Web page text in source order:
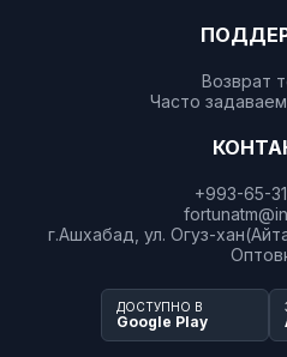
Возврат
Часто
+993-65-
г.Ашхабад, ул. Огуз-
ДОСТУПНО В
Google Play